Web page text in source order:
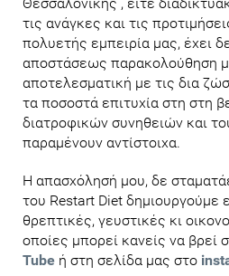
τις ανάγκες και τις
πολυετής εμπειρία μας, έχει
αποστάσεως παρακολούθηση
αποτελεσματική με τις δια
τα ποσοστά επιτυχία στη στη
διατροφικών συνηθειών και
παραμένουν αντίστοιχα.
Η απασχόλησή μου, δε
του Restart Diet δημιουργoύμε
θρεπτικές, γευστικές κι
οποίες μπορεί κανείς να βρεί
Tube ή στη σελίδα μας στο